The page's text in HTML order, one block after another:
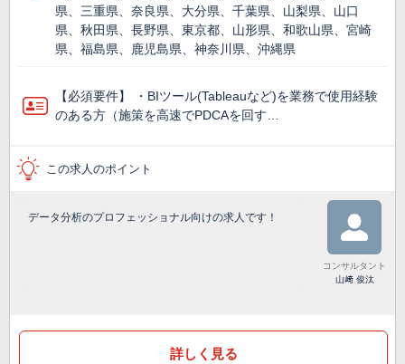
県、三重県、奈良県、大分県、千葉県、山梨県、山口
県、秋田県、長野県、東京都、山形県、和歌山県、宮崎
県、福島県、鹿児島県、神奈川県、沖縄県
【必須要件】 ・BIツール(Tableauなど)を業務で使⽤経験
のある方（施策を高速でPDCAを回す…
この求人のポイント
データ分析のプロフェッショナル向けの求人です！
コンサルタント
山﨑 俊汰
詳しく見る